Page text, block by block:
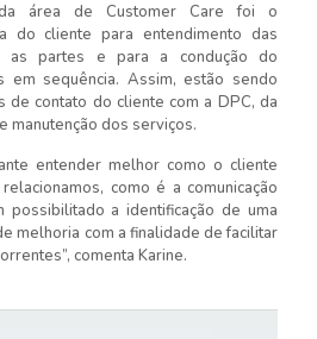
área de Customer Care foi o
do cliente para entendimento das
as partes e para a condução do
em sequência. Assim, estão sendo
contato do cliente com a DPC, da
manutenção dos serviços.
entender melhor como o cliente
como é a comunicação
possibilitado a identificação de uma
melhoria com a finalidade de facilitar
comenta Karine.